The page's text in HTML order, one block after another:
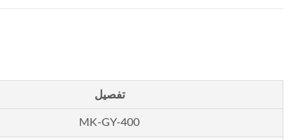
تفصيل
MK-GY-400